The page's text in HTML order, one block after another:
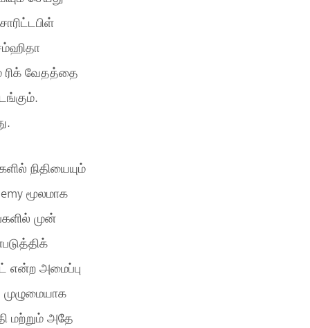
ரிக் வேதத்தை
நிதியையும்
மூலமாக
முன்
என்ற அமைப்பு
மற்றும் அதே